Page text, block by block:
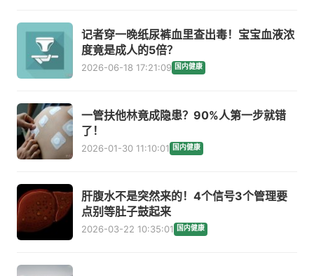
记者穿一晚纸尿裤血里查出毒！宝宝血液浓
度竟是成人的5倍？
2026-06-18 17:21:09 国内健康
一管扶他林竟成隐患？90%人第一步就错
了！
2026-01-30 11:10:01 国内健康
肝腹水不是突然来的！4个信号3个管理要
点别等肚子鼓起来
2026-03-22 10:35:01 国内健康